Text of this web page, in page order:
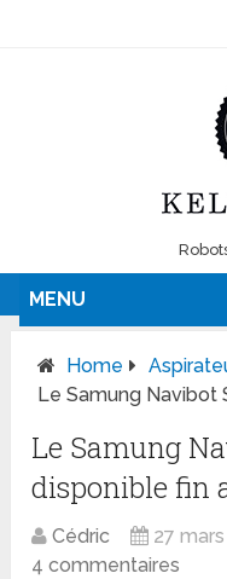
MENU
Home
Le Samung Navibot
Le Samung
disponible fin
Cédric 27
4 commentaires